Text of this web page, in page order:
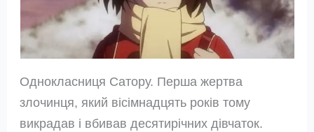
Однокласниця Сатору. Перша жертва
злочинця, який вісімнадцять років тому
викрадав і вбивав десятирічних дівчаток.